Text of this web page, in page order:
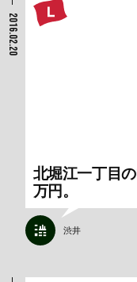
2016.02.20
北堀江一丁目
万円。
渋井